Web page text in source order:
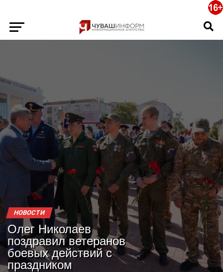
НОВОСТИ
Олег Николаев
поздравил ветеранов
боевых действий с
праздником